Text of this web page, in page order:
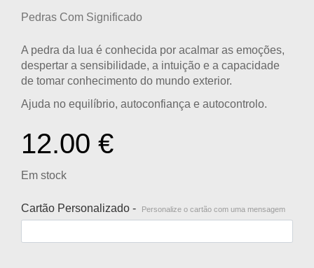
Pedras Com Significado
A pedra da lua é conhecida por acalmar as emoções,
despertar a sensibilidade, a intuição e a capacidade
de tomar conhecimento do mundo exterior.
Ajuda no equilíbrio, autoconfiança e autocontrolo.
12.00 €
Em stock
Cartão Personalizado - Personalize o cartão com uma mensagem